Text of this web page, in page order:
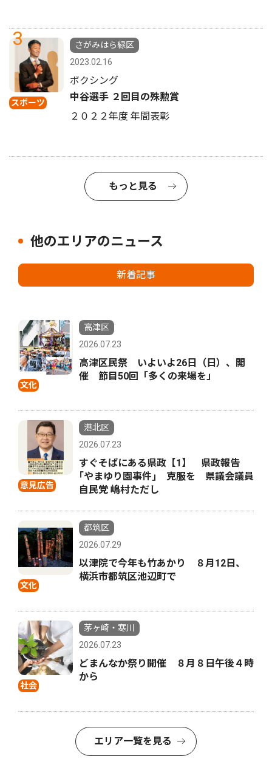
3
スポーツ
さがみはら緑区
2023.02.16
ボクシング
中谷選手 ２回目の殊勲賞
２０２２年度 年間表彰
もっと見る
他のエリアのニュース
新着記事
文化
高津区
2026.07.23
高津区民祭 いよいよ26日（日）、開
催 節目50回「多くの来場を」
意見広告
港北区
2026.07.23
すぐそばにある県政【1】 県政報告
｢やまゆり園事件｣ 克服を 県議会議員
自民党 嶋村ただし
文化
都筑区
2026.07.29
以津院で今年も竹あかり ８月12日、
横浜市都筑区池辺町で
社会
茅ヶ崎・寒川
2026.07.23
どまんなか祭り開催 ８月８日午後４時
から
エリア一覧を見る